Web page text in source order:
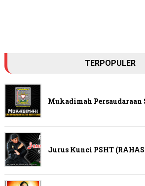
TERPOPULER
Mukadimah Persaudaraan
Jurus Kunci PSHT